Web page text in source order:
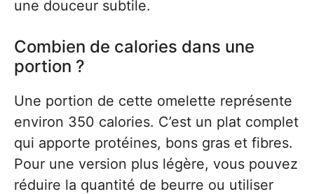
une douceur subtile.
Combien de calories dans une
portion ?
Une portion de cette omelette représente
environ 350 calories. C’est un plat complet
qui apporte protéines, bons gras et fibres.
Pour une version plus légère, vous pouvez
réduire la quantité de beurre ou utiliser